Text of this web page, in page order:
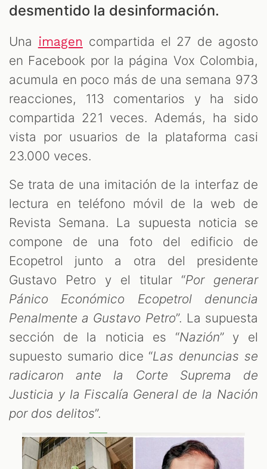
desmentido la desinformación.
Una imagen compartida el 27 de agosto
en Facebook por la página Vox Colombia,
acumula en poco más de una semana 973
reacciones, 113 comentarios y ha sido
compartida 221 veces. Además, ha sido
vista por usuarios de la plataforma casi
23.000 veces.
Se trata de una imitación de la interfaz de
lectura en teléfono móvil de la web de
Revista Semana. La supuesta noticia se
compone de una foto del edificio de
Ecopetrol junto a otra del presidente
Gustavo Petro y el titular “Por generar
Pánico Económico Ecopetrol denuncia
Penalmente a Gustavo Petro”. La supuesta
sección de la noticia es “Nazión” y el
supuesto sumario dice “Las denuncias se
radicaron ante la Corte Suprema de
Justicia y la Fiscalía General de la Nación
por dos delitos”.